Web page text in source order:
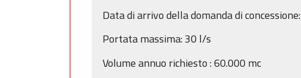
Data di arrivo della domanda di concessione:
Portata massima:30 l/s
Volume annuo richiesto:60.000 mc